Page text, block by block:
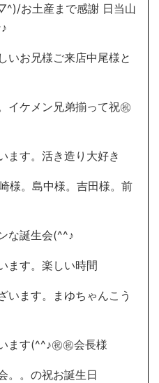
お土産まで感謝 日当山
いお兄様ご来店中尾様と
イケメン兄弟揃って祝㊗
ます。活き造り大好き
様。島中様。吉田様。前
な誕生会(^^♪
ます。楽しい時間
います。まゆちゃんこう
ます(^^♪㊗㊗会長様
。の祝お誕生日